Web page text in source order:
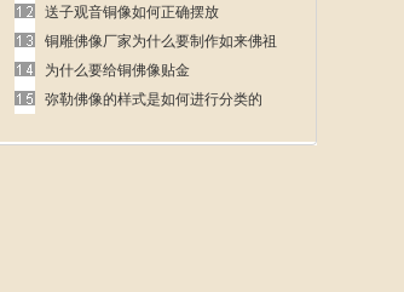
送子观音铜像如何正确摆放
铜雕佛像厂家为什么要制作如来佛祖
呢
为什么要给铜佛像贴金
弥勒佛像的样式是如何进行分类的